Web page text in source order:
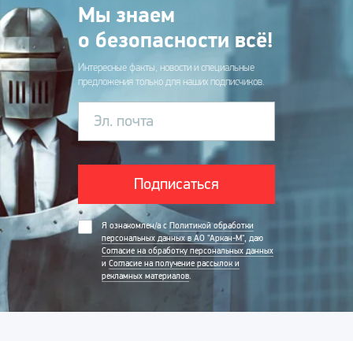
Мы знаем
о безопасности всё!
Интересные факты, новости и специальные
предложения только для наших подписчиков.
Эл. почта
Подписаться
Я ознакомлен/а с Политикой обработки
персональных данных в АО "Аркан-М", даю
Согласие на обработку персональных данных
и Согласие на получение рассылок и
рекламных материалов.